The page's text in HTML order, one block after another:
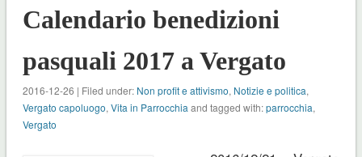
Calendario benedizioni
pasquali 2017 a Vergato
2016-12-26 | Filed under: Non profit e attivismo, Notizie e politica,
Vergato capoluogo, Vita in Parrocchia and tagged with:parrocchia,
Vergato